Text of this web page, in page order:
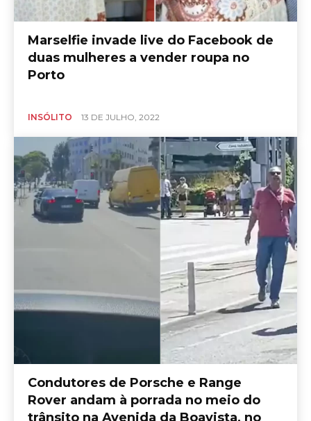
Marselfie invade live do Facebook de
duas mulheres a vender roupa no
Porto
INSÓLITO 13 DE JULHO, 2022
Condutores de Porsche e Range
Rover andam à porrada no meio do
trânsito na Avenida da Boavista, no